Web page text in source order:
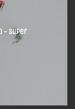
- Super